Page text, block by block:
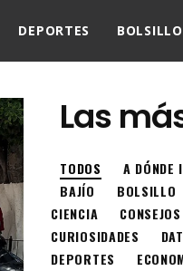
DEPORTES BOLSILLO
Las
TODOS A DÓNDE
BAJÍO
BOLSILLO
CIENCIA
CONSEJOS
CURIOSIDADES
DEPORTES